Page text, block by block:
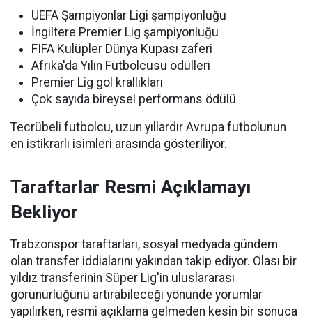
UEFA Şampiyonlar Ligi şampiyonluğu
İngiltere Premier Lig şampiyonluğu
FIFA Kulüpler Dünya Kupası zaferi
Afrika'da Yılın Futbolcusu ödülleri
Premier Lig gol krallıkları
Çok sayıda bireysel performans ödülü
Tecrübeli futbolcu, uzun yıllardır Avrupa futbolunun
en istikrarlı isimleri arasında gösteriliyor.
Taraftarlar Resmi Açıklamayı
Bekliyor
Trabzonspor taraftarları, sosyal medyada gündem
olan transfer iddialarını yakından takip ediyor. Olası bir
yıldız transferinin Süper Lig'in uluslararası
görünürlüğünü artırabileceği yönünde yorumlar
yapılırken, resmi açıklama gelmeden kesin bir sonuca